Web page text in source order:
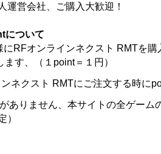
運営会社、ご購入大歓迎！
について
にRFオンラインネクスト RMTを購
す、（１point＝１円）
ネクスト RMTにご注文する時に
ありません、本サイトの全ゲーム
）